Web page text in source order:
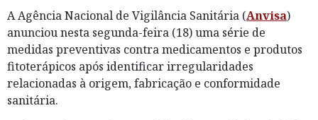
A Agência Nacional de Vigilância Sanitária (Anvisa)
anunciou nesta segunda-feira (18) uma série de
medidas preventivas contra medicamentos e produtos
fitoterápicos após identificar irregularidades
relacionadas à origem, fabricação e conformidade
sanitária.